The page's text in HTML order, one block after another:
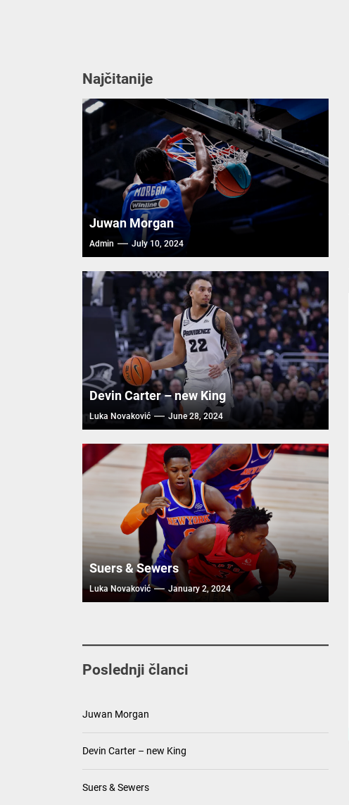
Najčitanije
Juwan Morgan
Admin July 10, 2024
Devin Carter – new King
Luka Novaković June 28, 2024
Suers & Sewers
Luka Novaković January 2, 2024
Poslednji članci
Juwan Morgan
Devin Carter – new King
Suers & Sewers